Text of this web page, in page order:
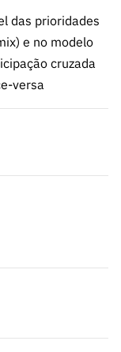
das prioridades
e no modelo
cruzada
versa